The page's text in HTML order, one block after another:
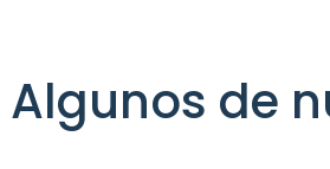
Algunos de